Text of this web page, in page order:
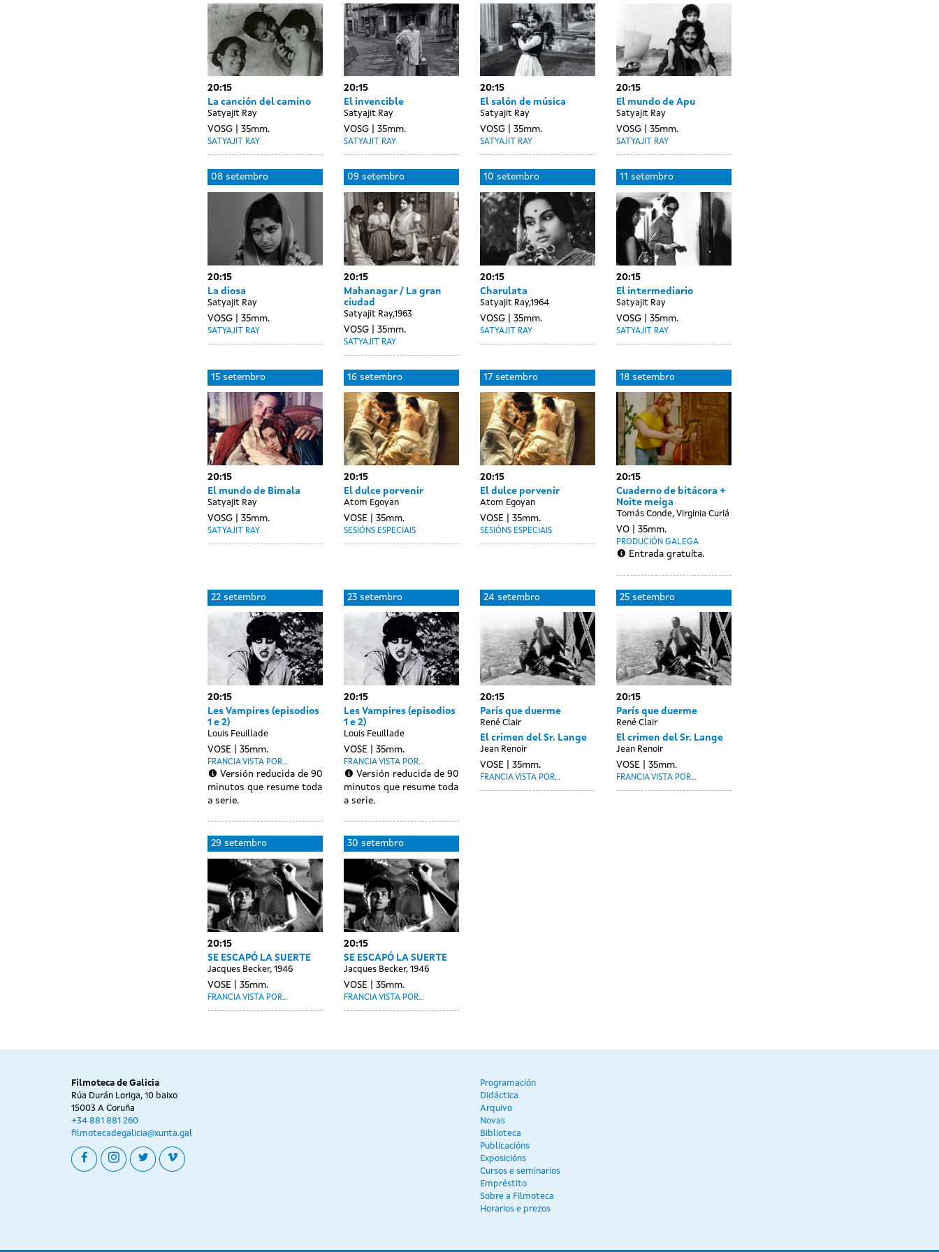
20:15
La canción del camino
Satyajit Ray
VOSG 35mm.
SATYAJIT RAY
20:15
El invencible
Satyajit Ray
VOSG 35mm.
SATYAJIT RAY
20:15
El salón de música
Satyajit Ray
VOSG 35mm.
SATYAJIT RAY
20:15
El mundo de Apu
Satyajit Ray
VOSG 35mm.
SATYAJIT RAY
08 setembro
20:15
La diosa
Satyajit Ray
VOSG 35mm.
SATYAJIT RAY
09 setembro
20:15
Mahanagar / La gran
ciudad
Satyajit Ray,1963
VOSG 35mm.
SATYAJIT RAY
10 setembro
20:15
Charulata
Satyajit Ray,1964
VOSG 35mm.
SATYAJIT RAY
11 setembro
20:15
El intermediario
Satyajit Ray
VOSG 35mm.
SATYAJIT RAY
15 setembro
20:15
El mundo de Bimala
Satyajit Ray
VOSG 35mm.
SATYAJIT RAY
16 setembro
20:15
El dulce porvenir
Atom Egoyan
VOSE 35mm.
SESIÓNS ESPECIAIS
17 setembro
20:15
El dulce porvenir
Atom Egoyan
VOSE 35mm.
SESIÓNS ESPECIAIS
18 setembro
20:15
Cuaderno de bitácora +
Noite meiga
Tomás Conde, Virginia Curiá
VO 35mm.
PRODUCIÓN GALEGA
Entrada gratuíta.
22 setembro
20:15
Les Vampires (episodios
1 e 2)
Louis Feuillade
VOSE 35mm.
FRANCIA VISTA POR...
Versión reducida de 90
minutos que resume toda
a serie.
23 setembro
20:15
Les Vampires (episodios
1 e 2)
Louis Feuillade
VOSE 35mm.
FRANCIA VISTA POR...
Versión reducida de 90
minutos que resume toda
a serie.
24 setembro
20:15
París que duerme
René Clair
El crimen del Sr. Lange
Jean Renoir
VOSE 35mm.
FRANCIA VISTA POR...
25 setembro
20:15
París que duerme
René Clair
El crimen del Sr. Lange
Jean Renoir
VOSE 35mm.
FRANCIA VISTA POR...
29 setembro
20:15
SE ESCAPÓ LA SUERTE
Jacques Becker, 1946
VOSE 35mm.
FRANCIA VISTA POR...
30 setembro
20:15
SE ESCAPÓ LA SUERTE
Jacques Becker, 1946
VOSE 35mm.
FRANCIA VISTA POR...
Filmoteca de Galicia
Rúa Durán Loriga, 10 baixo
15003 A Coruña
+34 881 881 260
filmotecadegalicia@xunta.gal
facebookinstagram
twittervimeo
Programación
Didáctica
Arquivo
Novas
Biblioteca
Publicacións
Exposicións
Cursos e seminarios
Empréstito
Sobre a Filmoteca
Horarios e prezos